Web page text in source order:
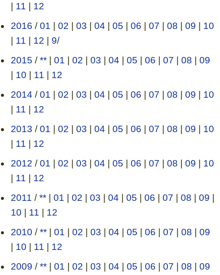
| 11 | 12
2016 /01 | 02 | 03 | 04 | 05 | 06 | 07 | 08 | 09 | 10
| 11 | 12 | 9/
2015 /**| 01 | 02 | 03 | 04 | 05 | 06 | 07 | 08 | 09
| 10 | 11 | 12
2014 /01 | 02 | 03 | 04 | 05 | 06 | 07 | 08 | 09 | 10
| 11 | 12
2013 /01 | 02 | 03 | 04 | 05 | 06 | 07 | 08 | 09 | 10
| 11 | 12
2012 /01 | 02 | 03 | 04 | 05 | 06 | 07 | 08 | 09 | 10
| 11 | 12
2011 /**| 01 | 02 | 03 | 04 | 05 | 06 | 07 | 08 | 09 |
10 | 11 | 12
2010 /**| 01 | 02 | 03 | 04 | 05 | 06 | 07 | 08 | 09
| 10 | 11 | 12
2009 /**| 01 | 02 | 03 | 04 | 05 | 06 | 07 | 08 | 09